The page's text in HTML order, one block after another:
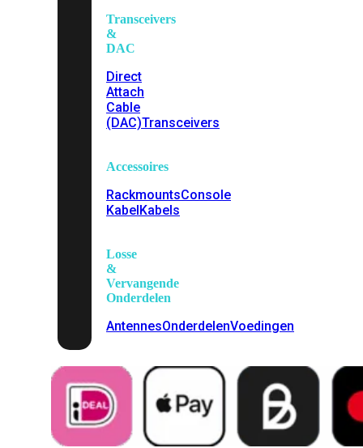
Transceivers
&
DAC
Direct
Attach
Cable
(DAC)Transceivers
Accessoires
RackmountsConsole
KabelKabels
Losse
&
Vervangende
Onderdelen
AntennesOnderdelenVoedingen